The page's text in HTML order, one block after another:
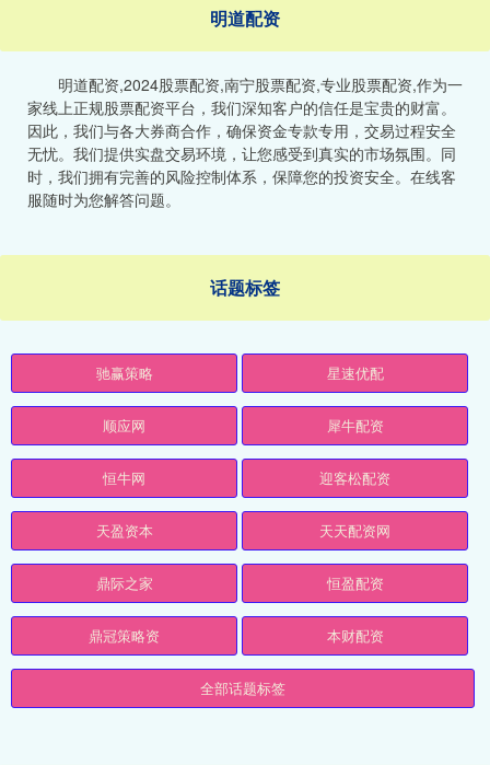
明道配资
明道配资,2024股票配资,南宁股票配资,专业股票配资,作为一
家线上正规股票配资平台，我们深知客户的信任是宝贵的财富。
因此，我们与各大券商合作，确保资金专款专用，交易过程安全
无忧。我们提供实盘交易环境，让您感受到真实的市场氛围。同
时，我们拥有完善的风险控制体系，保障您的投资安全。在线客
服随时为您解答问题。
话题标签
驰赢策略 星速优配
顺应网 犀牛配资
恒牛网 迎客松配资
天盈资本 天天配资网
鼎际之家 恒盈配资
鼎冠策略资 本财配资
全部话题标签